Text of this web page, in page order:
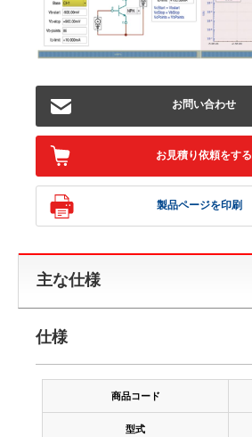
お問い合わせ
お見積り依頼をする
製品ページを印刷
主な仕様
仕様
商品コード
型式